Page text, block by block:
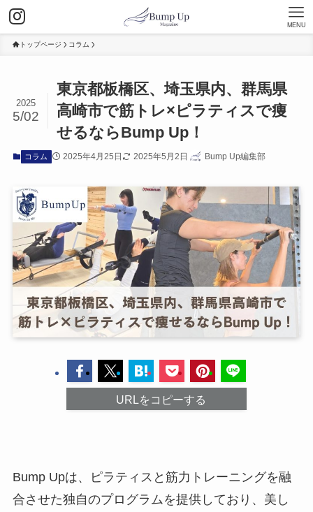
MENU
トップページ コラム
東京都板橋区、埼玉県内、群馬県
高崎市で筋トレ×ピラティスで痩
せるならBump Up！
2025
5/02
コラム 2025年4月25日 2025年5月2日 Bump Up編集部
URLをコピーする
Bump Upは、ピラティスと筋力トレーニングを融
合させた独自のプログラムを提供しており、美し